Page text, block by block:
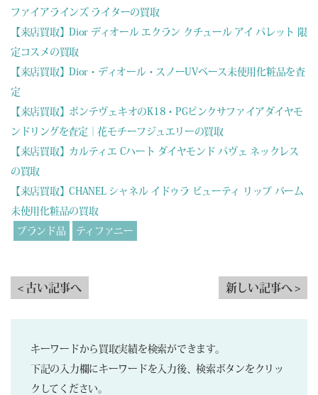
ファイアラインズ ライターの買取
【来店買取】Dior ディオール エクラン クチュール アイ パレット 限
定コスメの買取
【来店買取】Dior・ディオール・スノーUVベース未使用化粧品を査
定
【来店買取】ポンテヴェキオのK18・PGピンクサファイアダイヤモ
ンドリングを査定｜花モチーフジュエリーの買取
【来店買取】カルティエ Cハート ダイヤモンド パヴェ ネックレス
の買取
【来店買取】CHANEL シャネル イドゥラ ビューティ リップ バーム
未使用化粧品の買取
ブランド品
ティファニー
< 古い記事へ 新しい記事へ >
キーワードから買取実績を検索ができます。
下記の入力欄にキーワードを入力後、検索ボタンをクリッ
クしてください。